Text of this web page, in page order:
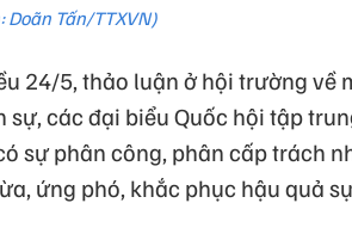
Doãn Tấn/TTXVN)
24/5, thảo luận ở hội trường về
các đại biểu Quốc hội tập
sự phân công, phân cấp trách
ứng phó, khắc phục hậu quả